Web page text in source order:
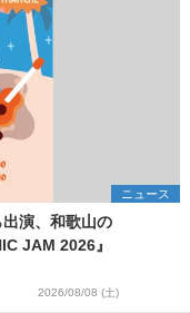
ニュース
演、和歌山の
JAM 2026』
2026/08/08 (土)